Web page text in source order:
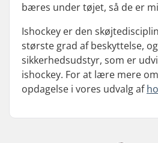
bæres under tøjet, så de er
Ishockey er den
største grad af beskyttelse,
sikkerhedsudstyr, som er
ishockey. For at lære mere
opdagelse i vores udvalg af